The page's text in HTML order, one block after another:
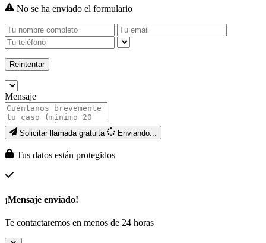
No se ha enviado el formulario
Reintentar
Mensaje
Solicitar llamada gratuita Enviando...
Tus datos están protegidos
¡Mensaje enviado!
Te contactaremos en menos de 24 horas